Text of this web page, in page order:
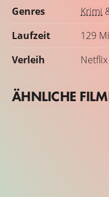
Genres Krimi
Laufzeit
129
Verleih
Netflix
ÄHNLICHE